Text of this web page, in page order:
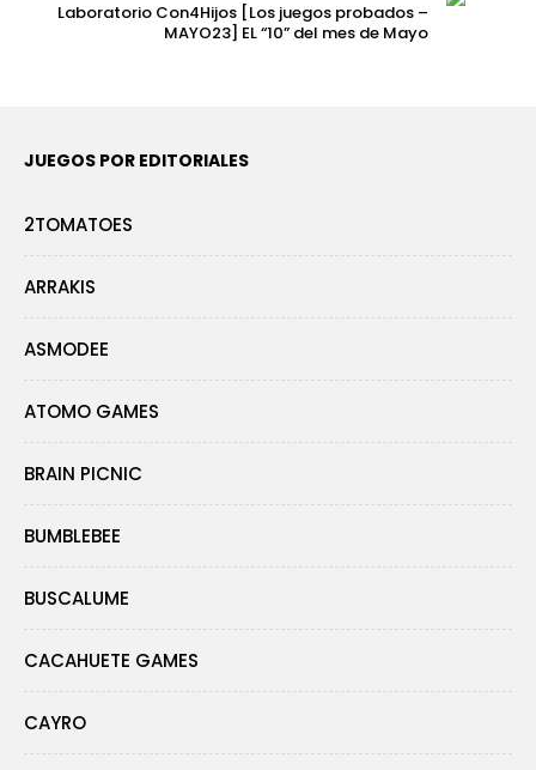
Laboratorio Con4Hijos [Los juegos probados –
MAYO23] EL “10” del mes de Mayo
JUEGOS POR EDITORIALES
2TOMATOES
ARRAKIS
ASMODEE
ATOMO GAMES
BRAIN PICNIC
BUMBLEBEE
BUSCALUME
CACAHUETE GAMES
CAYRO